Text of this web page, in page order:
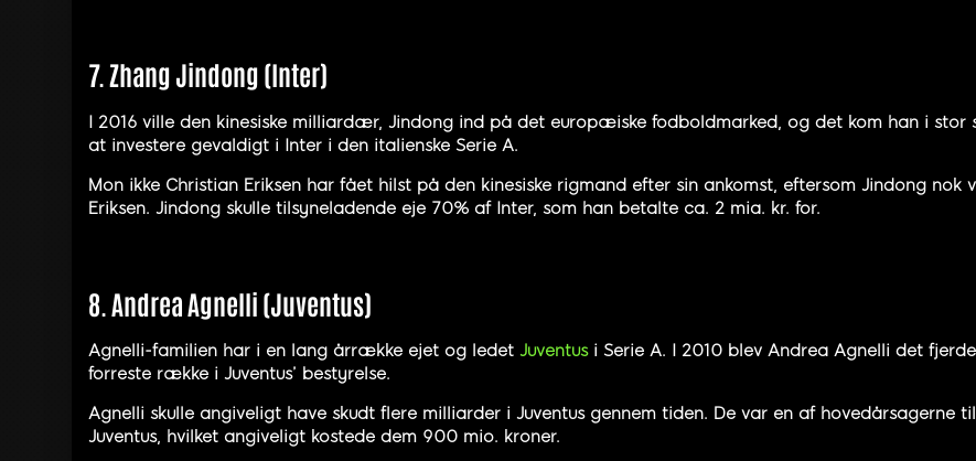
7. Zhang Jindong (Inter)
I 2016 ville den kinesiske milliardær, Jindong ind på det europæiske fodboldmarked, og det kom han i stor
at investere gevaldigt i Inter i den italienske Serie A.
Mon ikke Christian Eriksen har fået hilst på den kinesiske rigmand efter sin ankomst, eftersom Jindong
Eriksen. Jindong skulle tilsyneladende eje 70% af Inter, som han betalte ca. 2 mia. kr. for.
8. Andrea Agnelli (Juventus)
Agnelli-familien har i en lang årrække ejet og ledet Juventusi Serie A. I 2010 blev Andrea Agnelli det
forreste række i Juventus’ bestyrelse.
Agnelli skulle angiveligt have skudt flere milliarder i Juventus gennem tiden. De var en af hovedårsagerne
Juventus, hvilket angiveligt kostede dem 900 mio. kroner.